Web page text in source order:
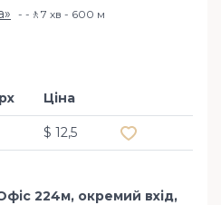
-🚶7 хв - 600 м
Ціна
$ 12,5
224м, окремий вхід,